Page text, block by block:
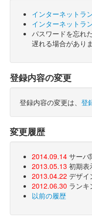
インターネットラ
インターネットラ
パスワードを忘れ
遅れる場合があり
登録内容の変更
登録内容の変更は、 登
変更履歴
2014.09.14 サーバ
2013.05.13 初期表
2013.04.22 デザイ
2012.06.30 ランキ
以前の履歴